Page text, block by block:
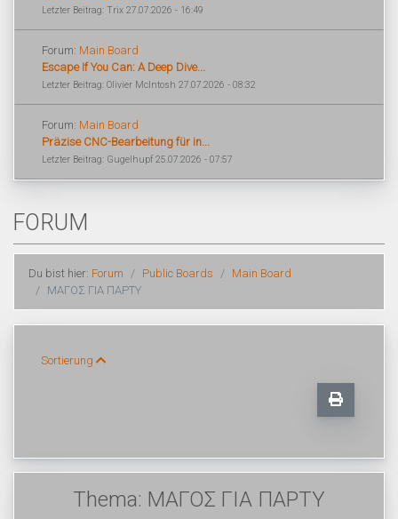
Letzter Beitrag: Trix 27.07.2026 - 16:49
Forum: Main Board
Escape If You Can: A Deep Dive...
Letzter Beitrag: Olivier McIntosh 27.07.2026 - 08:32
Forum: Main Board
Präzise CNC-Bearbeitung für in...
Letzter Beitrag: Gugelhupf 25.07.2026 - 07:57
FORUM
Du bist hier: Forum Public Boards
Main Board
ΜΑΓΟΣ ΓΙΑ ΠΑΡΤΥ
Sortierung
Thema: ΜΑΓΟΣ ΓΙΑ ΠΑΡΤΥ